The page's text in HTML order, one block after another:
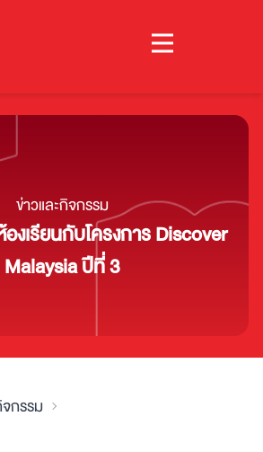
ข่าวและกิจกรรม
งเรียนกับโครงการ Discover
Malaysia ปีที่ 3
กรรม